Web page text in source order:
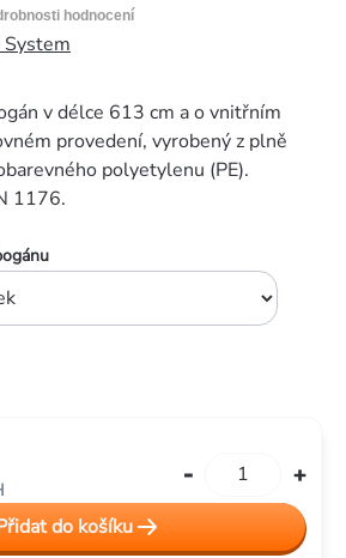
hodnocení
v délce 613 cm a o vnitřním
provedení, vyrobený z plně
polyetylenu (PE).
1176.
Měrná
do košíku